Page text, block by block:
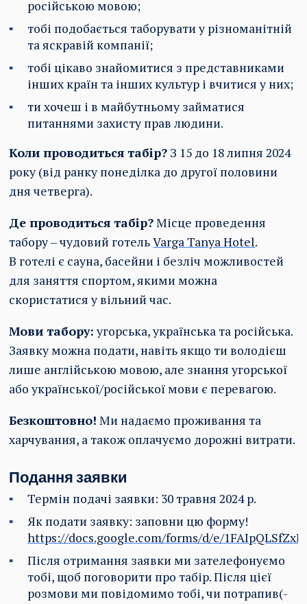
російською мовою;
тобі подобається таборувати у різноманітній
та яскравій компанії;
тобі цікаво знайомитися з представниками
інших країн та інших культур і вчитися у них;
ти хочеш і в майбутньому займатися
питаннями захисту прав людини.
Коли проводиться табір? З 15 до 18 липня 2024
року (від ранку понеділка до другої половини
дня четверга).
Де проводиться табір?Місце проведення
табору – чудовий готельVarga Tanya Hotel.
В готелі є сауна, басейни і безліч можливостей
для заняття спортом, якими можна
скористатися у вільний час.
Мови табору:угорська, українська та російська.
Заявку можна подати, навіть якщо ти володієш
лише англійською мовою, але знання угорської
або української/російської мови є перевагою.
Безкоштовно! Ми надаємо проживання та
харчування, а також оплачуємо дорожні витрати.
Подання заявки
Термін подачі заявки: 30 травня 2024 р.
Як подати заявку: заповни цю форму!
https://docs.google.com/forms/d/e/
Після отримання заявки ми зателефонуємо
тобі, щоб поговорити про табір. Після цієї
розмови ми повідомимо тобі, чи потрапив(-